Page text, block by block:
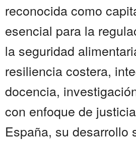
reconocida como
esencial para la
la seguridad
resiliencia costera,
docencia,
con enfoque de
España, su desarrollo